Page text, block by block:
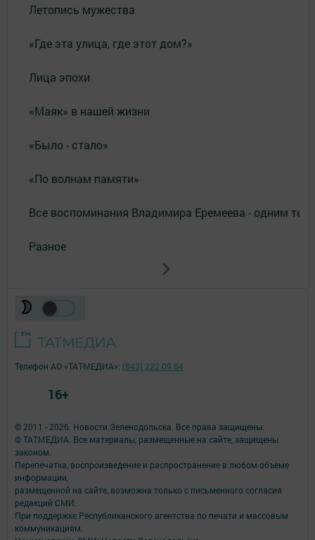
Летопись мужества
«Где эта улица, где этот дом?»
Лица эпохи
«Маяк» в нашей жизни
«Было - стало»
«По волнам памяти»
Все воспоминания Владимира Еремеева - одним
Разное
© 2011 - 2026. Новости Зеленодольска. Все права защищены.
© ТАТМЕДИА. Все материалы, размещенные на сайте, защищены
законом.
Перепечатка, воспроизведение и распространение в любом объеме
информации,
размещенной на сайте, возможна только с письменного согласия
редакций СМИ.
При поддержке Республиканского агентства по печати и массовым
коммуникациям.
Телефон АО «ТАТМЕДИА»: (843) 222 09 84
16+